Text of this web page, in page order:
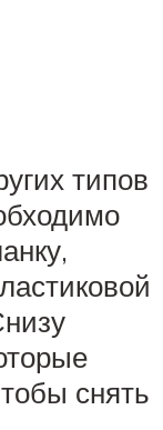
типов
снять